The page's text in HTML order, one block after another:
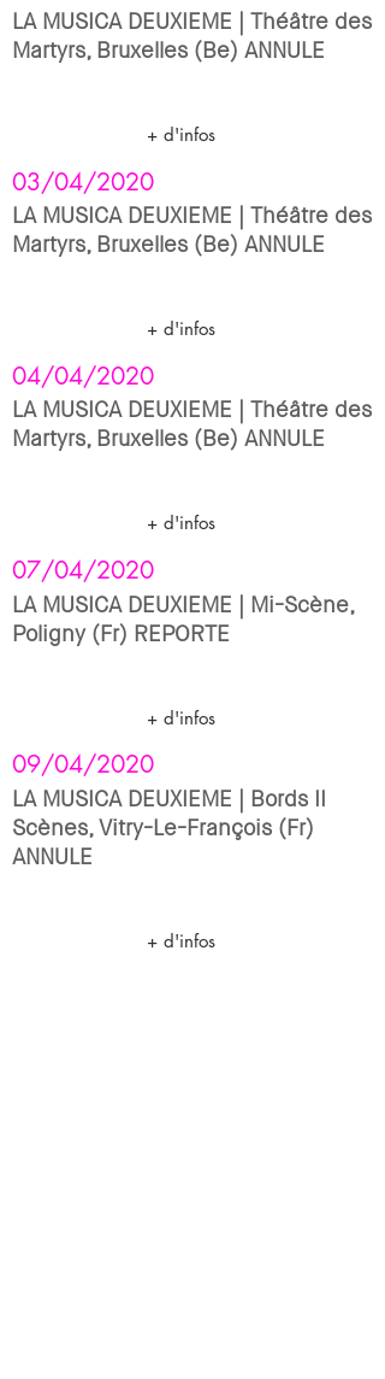
LA MUSICA DEUXIEME | Théâtre des
Martyrs, Bruxelles (Be) ANNULE
+ d'infos
03/04/2020
LA MUSICA DEUXIEME | Théâtre des
Martyrs, Bruxelles (Be) ANNULE
+ d'infos
04/04/2020
LA MUSICA DEUXIEME | Théâtre des
Martyrs, Bruxelles (Be) ANNULE
+ d'infos
07/04/2020
LA MUSICA DEUXIEME | Mi-Scène,
Poligny (Fr) REPORTE
+ d'infos
09/04/2020
LA MUSICA DEUXIEME | Bords II
Scènes, Vitry-Le-François (Fr)
ANNULE
+ d'infos